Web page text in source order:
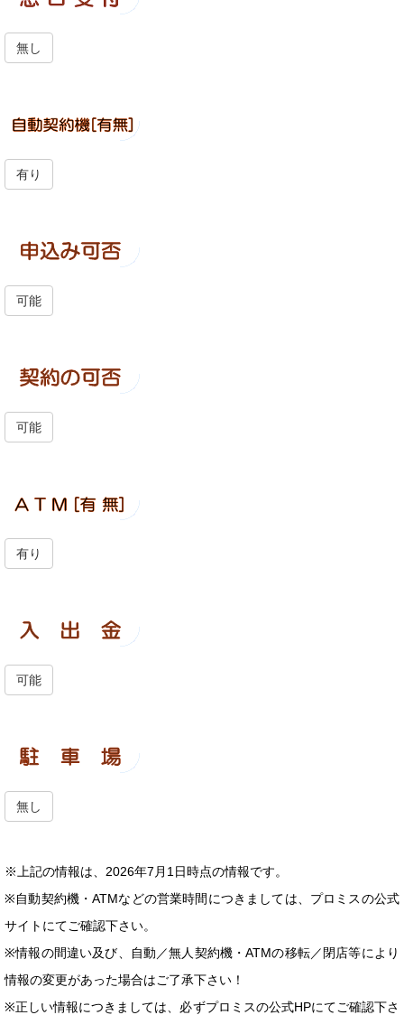
無し
有り
可能
可能
有り
可能
無し
※上記の情報は、2026年7月1日時点の情報です。
※自動契約機・ATMなどの営業時間につきましては、プロミスの公式
サイトにてご確認下さい。
※情報の間違い及び、自動／無人契約機・ATMの移転／閉店等により
情報の変更があった場合はご了承下さい！
※正しい情報につきましては、必ずプロミスの公式HPにてご確認下さ